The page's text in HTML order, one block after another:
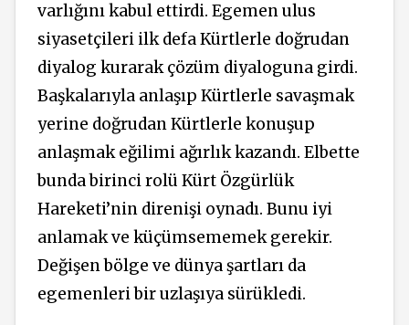
varlığını kabul ettirdi. Egemen ulus
siyasetçileri ilk defa Kürtlerle doğrudan
diyalog kurarak çözüm diyaloguna girdi.
Başkalarıyla anlaşıp Kürtlerle savaşmak
yerine doğrudan Kürtlerle konuşup
anlaşmak eğilimi ağırlık kazandı. Elbette
bunda birinci rolü Kürt Özgürlük
Hareketi’nin direnişi oynadı. Bunu iyi
anlamak ve küçümsememek gerekir.
Değişen bölge ve dünya şartları da
egemenleri bir uzlaşıya sürükledi.